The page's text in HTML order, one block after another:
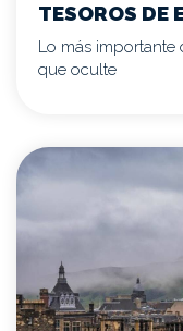
TESOROS DE
Lo más importante
que oculte